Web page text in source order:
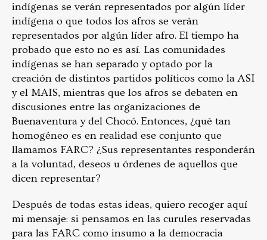
indígenas se verán representados por algún líder
indígena o que todos los afros se verán
representados por algún líder afro. El tiempo ha
probado que esto no es así. Las comunidades
indígenas se han separado y optado por la
creación de distintos partidos políticos como la ASI
y el MAIS, mientras que los afros se debaten en
discusiones entre las organizaciones de
Buenaventura y del Chocó. Entonces, ¿qué tan
homogéneo es en realidad ese conjunto que
llamamos FARC? ¿Sus representantes responderán
a la voluntad, deseos u órdenes de aquellos que
dicen representar?
Después de todas estas ideas, quiero recoger aquí
mi mensaje: si pensamos en las curules reservadas
para las FARC como insumo a la democracia